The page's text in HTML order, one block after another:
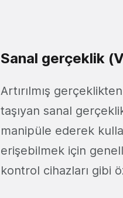
Sanal gerçeklik
Artırılmış
taşıyan sanal
manipüle ederek
erişebilmek için
kontrol cihazları gibi